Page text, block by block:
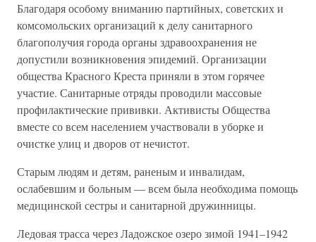
Благодаря особому вниманию партийных, советских и
комсомольских организаций к делу санитарного
благополучия города органы здравоохранения не
допустили возникновения эпидемий. Организации
общества Красного Креста приняли в этом горячее
участие. Санитарные отряды проводили массовые
профилактические прививки. Активисты Общества
вместе со всем населением участвовали в уборке и
очистке улиц и дворов от нечистот.
Старым людям и детям, раненым и инвалидам,
ослабевшим и больным — всем была необходима помощь
медицинской сестры и санитарной дружинницы.
Ледовая трасса через Ладожское озеро зимой 1941–1942